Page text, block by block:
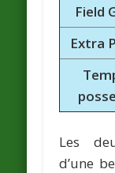
Field
Extra
Les
d’une